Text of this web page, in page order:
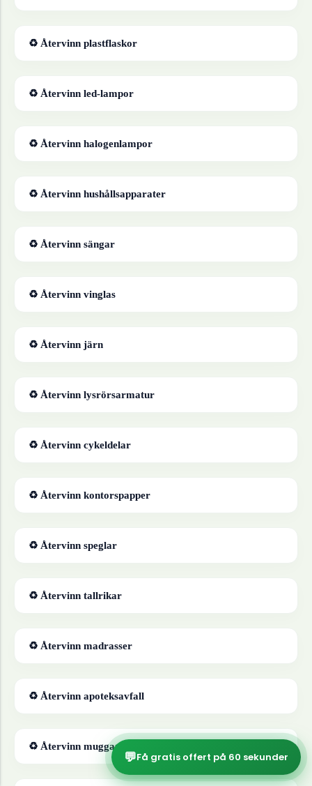
♻ Återvinn plastflaskor
♻ Återvinn led-lampor
♻ Återvinn halogenlampor
♻ Återvinn hushållsapparater
♻ Återvinn sängar
♻ Återvinn vinglas
♻ Återvinn järn
♻ Återvinn lysrörsarmatur
♻ Återvinn cykeldelar
♻ Återvinn kontorspapper
♻ Återvinn speglar
♻ Återvinn tallrikar
♻ Återvinn madrasser
♻ Återvinn apoteksavfall
♻ Återvinn muggar
💬Få gratis offert på 60 sekunder